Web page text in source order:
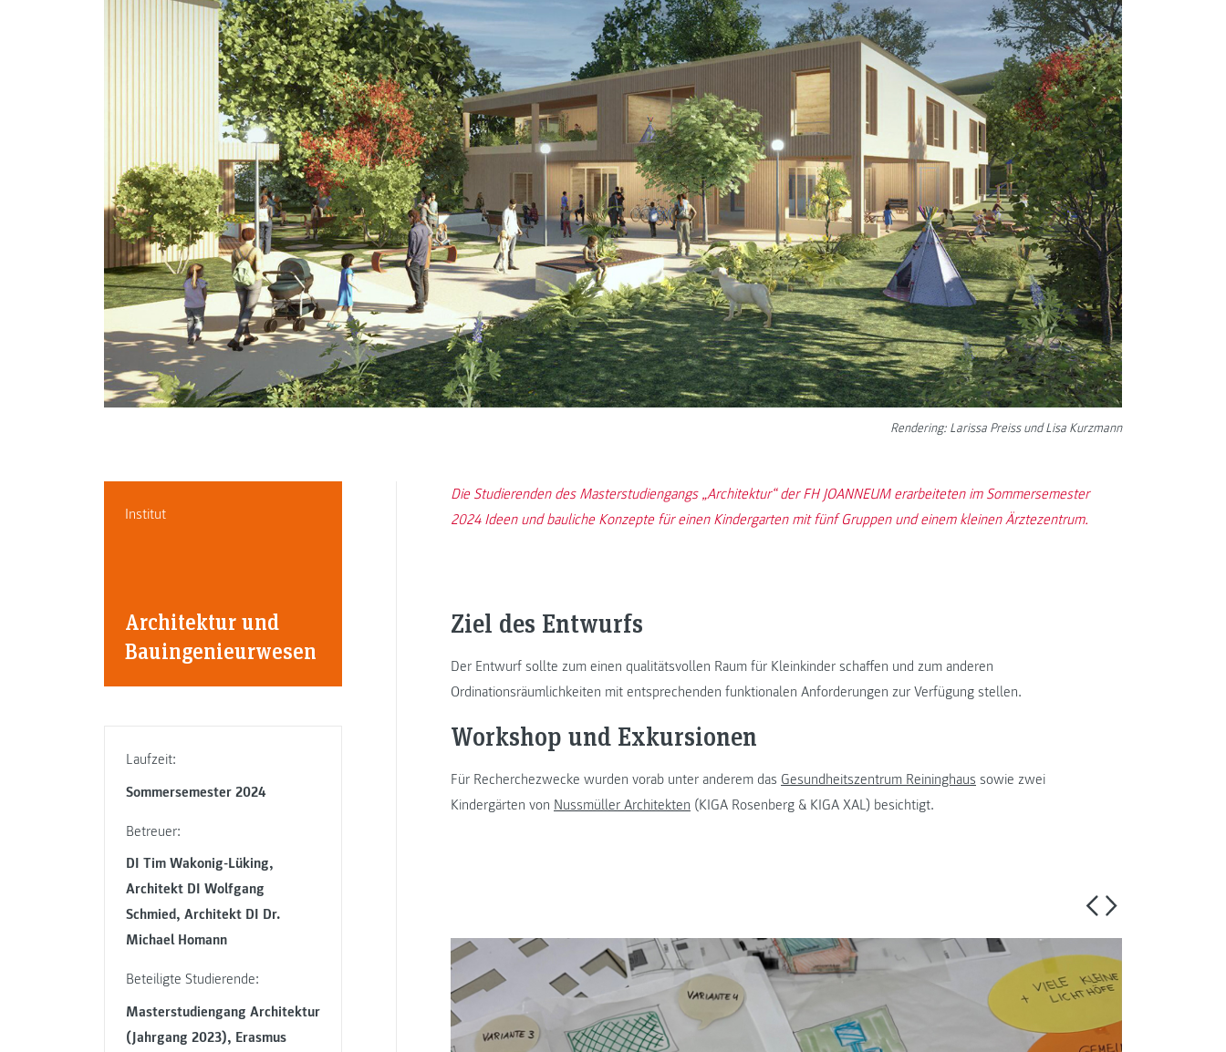
Rendering: Larissa Preiss und Lisa Kurzmann
Institut
Architektur und
Bauingenieurwesen
Laufzeit:
Sommersemester 2024
Betreuer:
DI Tim Wakonig-Lüking,
Architekt DI Wolfgang
Schmied, Architekt DI Dr.
Michael Homann
Beteiligte Studierende:
Masterstudiengang Architektur
(Jahrgang 2023), Erasmus
Die Studierenden des Masterstudiengangs „Architektur“ der FH JOANNEUM erarbeiteten im Sommersemester
2024 Ideen und bauliche Konzepte für einen Kindergarten mit fünf Gruppen und einem kleinen Ärztezentrum.
Ziel des Entwurfs
Der Entwurf sollte zum einen qualitätsvollen Raum für Kleinkinder schaffen und zum anderen
Ordinationsräumlichkeiten mit entsprechenden funktionalen Anforderungen zur Verfügung stellen.
Workshop und Exkursionen
Für Recherchezwecke wurden vorab unter anderem das Gesundheitszentrum Reininghaus sowie zwei
Kindergärten von Nussmüller Architekten (KIGA Rosenberg & KIGA XAL) besichtigt.